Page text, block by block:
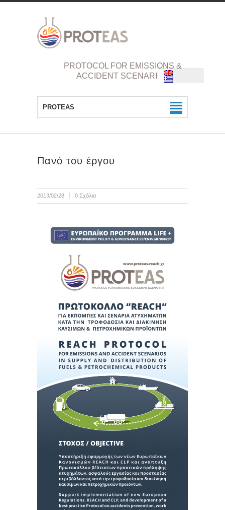
PROTOCOL FOR EMISSIONS &
ACCIDENT SCENARIOS
PROTEAS
Πανό του έργου
2013/02/28 0 Σχόλια